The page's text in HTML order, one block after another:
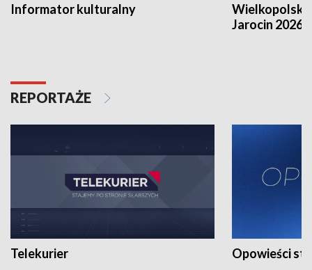
Informator kulturalny
Jarocin 2026
REPORTAŻE
Telekurier Opowieści